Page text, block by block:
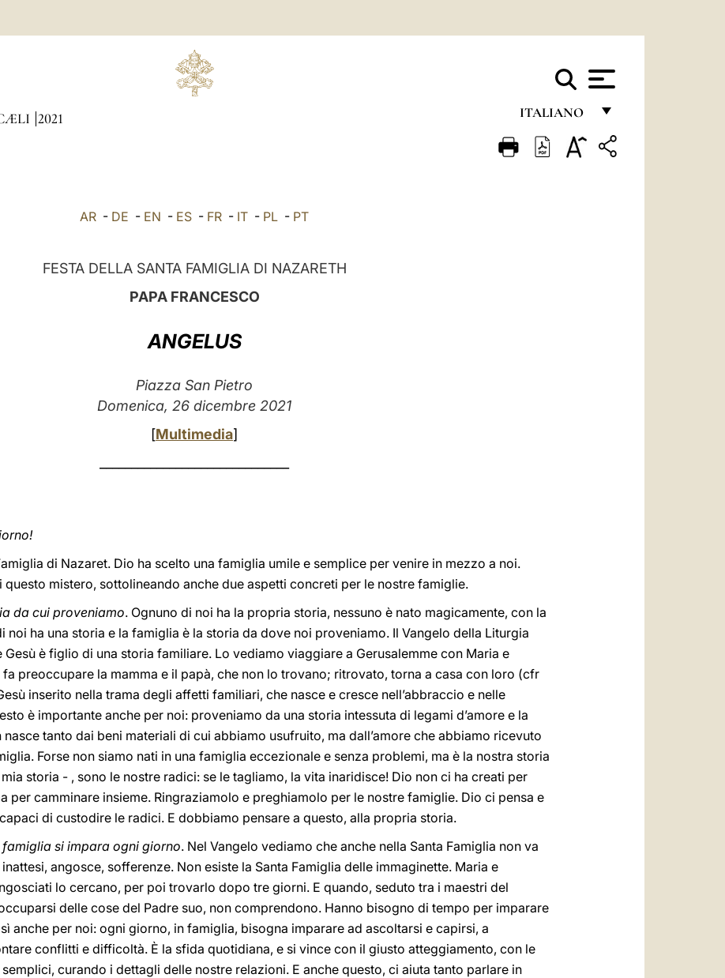
ITALIANO
FRANÇAIS
2021
AR - DE - EN - ES - FR - IT - PL - PT
FESTA DELLA SANTA FAMIGLIA DI NAZARETH
PAPA FRANCESCO
ANGELUS
Piazza San Pietro
Domenica, 26 dicembre 2021
[Multimedia]
di Nazaret. Dio ha scelto una famiglia umile e semplice per venire in mezzo a noi.
mistero, sottolineando anche due aspetti concreti per le nostre famiglie.
da cui proveniamo. Ognuno di noi ha la propria storia, nessuno è nato magicamente, con la
noi ha una storia e la famiglia è la storia da dove noi proveniamo. Il Vangelo della Liturgia
è figlio di una storia familiare. Lo vediamo viaggiare a Gerusalemme con Maria e
preoccupare la mamma e il papà, che non lo trovano; ritrovato, torna a casa con loro (cfr
inserito nella trama degli affetti familiari, che nasce e cresce nell’abbraccio e nelle
è importante anche per noi: proveniamo da una storia intessuta di legami d’amore e la
tanto dai beni materiali di cui abbiamo usufruito, ma dall’amore che abbiamo ricevuto
Forse non siamo nati in una famiglia eccezionale e senza problemi, ma è la nostra storia
storia - , sono le nostre radici: se le tagliamo, la vita inaridisce! Dio non ci ha creati per
per camminare insieme. Ringraziamolo e preghiamolo per le nostre famiglie. Dio ci pensa e
di custodire le radici. E dobbiamo pensare a questo, alla propria storia.
famiglia si impara ogni giorno. Nel Vangelo vediamo che anche nella Santa Famiglia non va
angosce, sofferenze. Non esiste la Santa Famiglia delle immaginette. Maria e
lo cercano, per poi trovarlo dopo tre giorni. E quando, seduto tra i maestri del
delle cose del Padre suo, non comprendono. Hanno bisogno di tempo per imparare
anche per noi: ogni giorno, in famiglia, bisogna imparare ad ascoltarsi e capirsi, a
conflitti e difficoltà. È la sfida quotidiana, e si vince con il giusto atteggiamento, con le
curando i dettagli delle nostre relazioni. E anche questo, ci aiuta tanto parlare in